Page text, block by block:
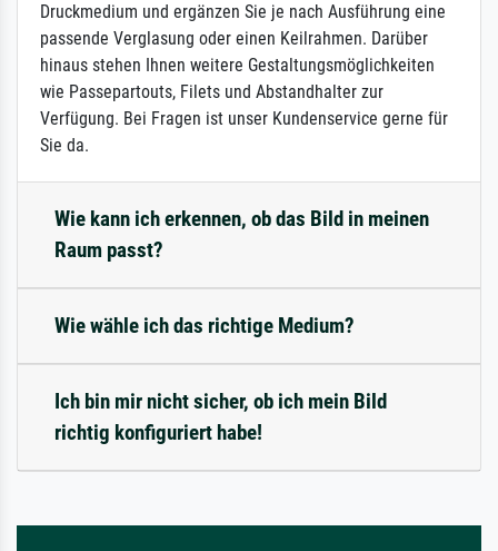
Druckmedium und ergänzen Sie je nach Ausführung eine
passende Verglasung oder einen Keilrahmen. Darüber
hinaus stehen Ihnen weitere Gestaltungsmöglichkeiten
wie Passepartouts, Filets und Abstandhalter zur
Verfügung. Bei Fragen ist unser Kundenservice gerne für
Sie da.
Wie kann ich erkennen, ob das Bild in meinen
Raum passt?
Wie wähle ich das richtige Medium?
Ich bin mir nicht sicher, ob ich mein Bild
richtig konfiguriert habe!